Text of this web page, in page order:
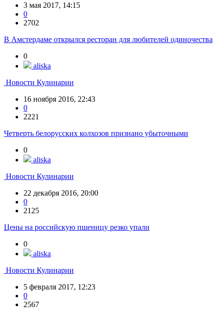
3 мая 2017, 14:15
0
2702
В Амстердаме открылся ресторан для любителей одиночества
0
aliska
Новости Кулинарии
16 ноября 2016, 22:43
0
2221
Четверть белорусских колхозов признано убыточными
0
aliska
Новости Кулинарии
22 декабря 2016, 20:00
0
2125
Цены на российскую пшеницу резко упали
0
aliska
Новости Кулинарии
5 февраля 2017, 12:23
0
2567